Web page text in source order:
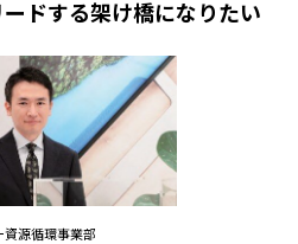
ドする架け橋になりたい
源循環事業部